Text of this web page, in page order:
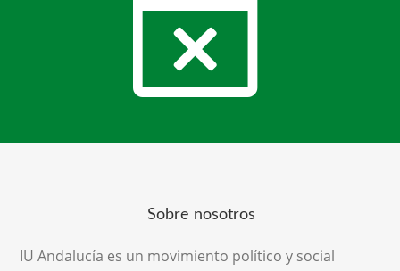
Sobre nosotros
IU Andalucía es un movimiento político y social